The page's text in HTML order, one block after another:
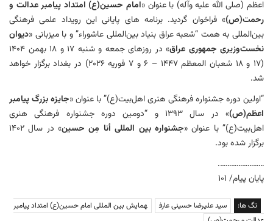
اعظم (صلی الله علیه وآله) با عنوان «امام حسین(ع) امتداد پیامبر عدالت و
رحمت(ص)» فراخوان گردید. برنامه های پایانی این رویداد علمی فرهنگی
بین‌المللی به همت “شعبه عراق بنیاد بین‌المللی عاشوراء” و با میزبانی «دیوان
نخست‌وزیری جمهوری عراق
» در روزهای جمعه و شنبه ۱۷ و ۱۸ بهمن ۱۴۰۴
(۱۷ و ۱۸ شعبان المعظم ١٤٤٧ – ۶ و ۷ فوریه ۲۰۲۶) در بغداد برگزار خواهد
شد.
“اولین دوره جشنواره فرهنگی هنری اهل‌بیت(ع)” با عنوان «جایزه بزرگ پیامبر
اعظم(ص)
» در سال ۱۳۹۳ و “دومین دوره جشنواره فرهنگی هنری
اهل‌بیت(ع)” با عنوان «جشنواره بین المللی أنا مِن حسین
» در سال ۱۴۰۲
برگزار شده بود.
…………………….
پایان پیام/ ۱۰۱
تگ ها: سید علیرضا حسینی عارف
همایش بین المللی امام حسین(ع) امتداد پیامبر